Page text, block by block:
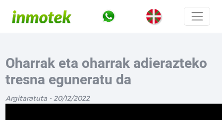
Oharrak eta oharrak adierazteko
tresna eguneratu da
Argitaratuta - 20/12/2022